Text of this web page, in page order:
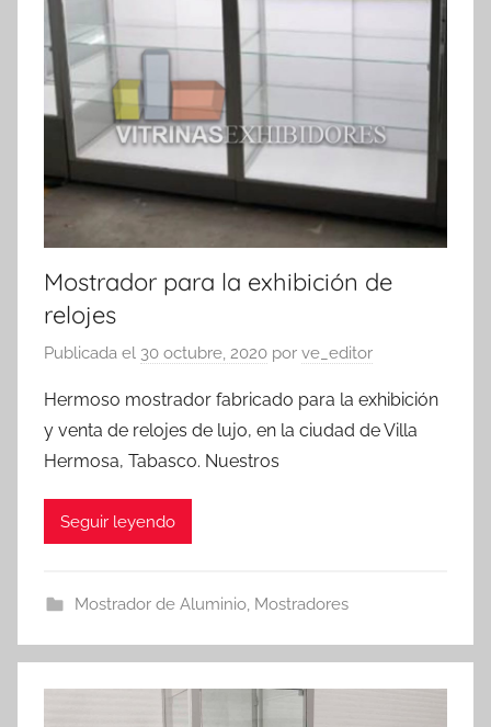
Mostrador para la exhibición de
relojes
Publicada el 30 octubre, 2020 por ve_editor
Hermoso mostrador fabricado para la exhibición
y venta de relojes de lujo, en la ciudad de Villa
Hermosa, Tabasco. Nuestros
Seguir leyendo
Mostrador de Aluminio, Mostradores